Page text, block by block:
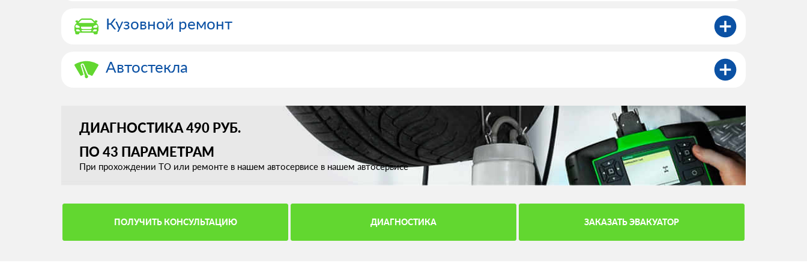
Кузовной ремонт
Автостекла
ДИАГНОСТИКА 490 РУБ.
ПО 43 ПАРАМЕТРАМ
При прохождении ТО или ремонте в нашем автосервисе в нашем автосервисе
ПОЛУЧИТЬ КОНСУЛЬТАЦИЮ ДИАГНОСТИКА ЗАКАЗАТЬ ЭВАКУАТОР